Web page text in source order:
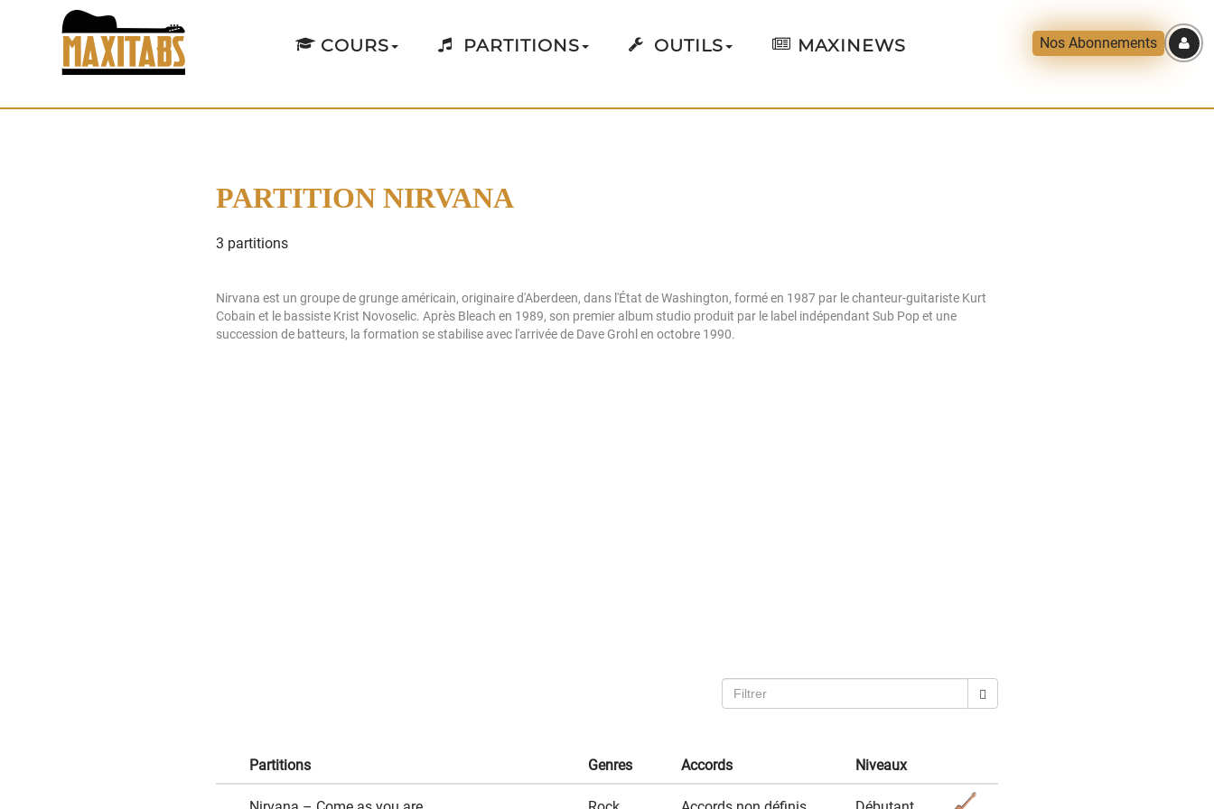
COURS PARTITIONS OUTILS MAXINEWS Nos Abonnements
PARTITION NIRVANA
3 partitions
Nirvana est un groupe de grunge américain, originaire d'Aberdeen, dans l'État de Washington, formé en 1987 par le chanteur-guitariste Kurt
Cobain et le bassiste Krist Novoselic. Après Bleach en 1989, son premier album studio produit par le label indépendant Sub Pop et une
succession de batteurs, la formation se stabilise avec l'arrivée de Dave Grohl en octobre 1990.
Partitions Genres Accords Niveaux